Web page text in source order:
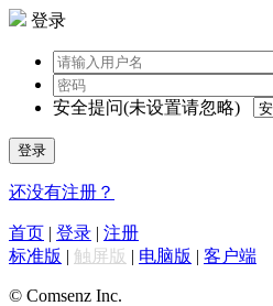
登录
安全提问(未设置请忽略)
登录
还没有注册？
首页 | 登录 | 注册
标准版 | 触屏版 | 电脑版 | 客户端
© Comsenz Inc.